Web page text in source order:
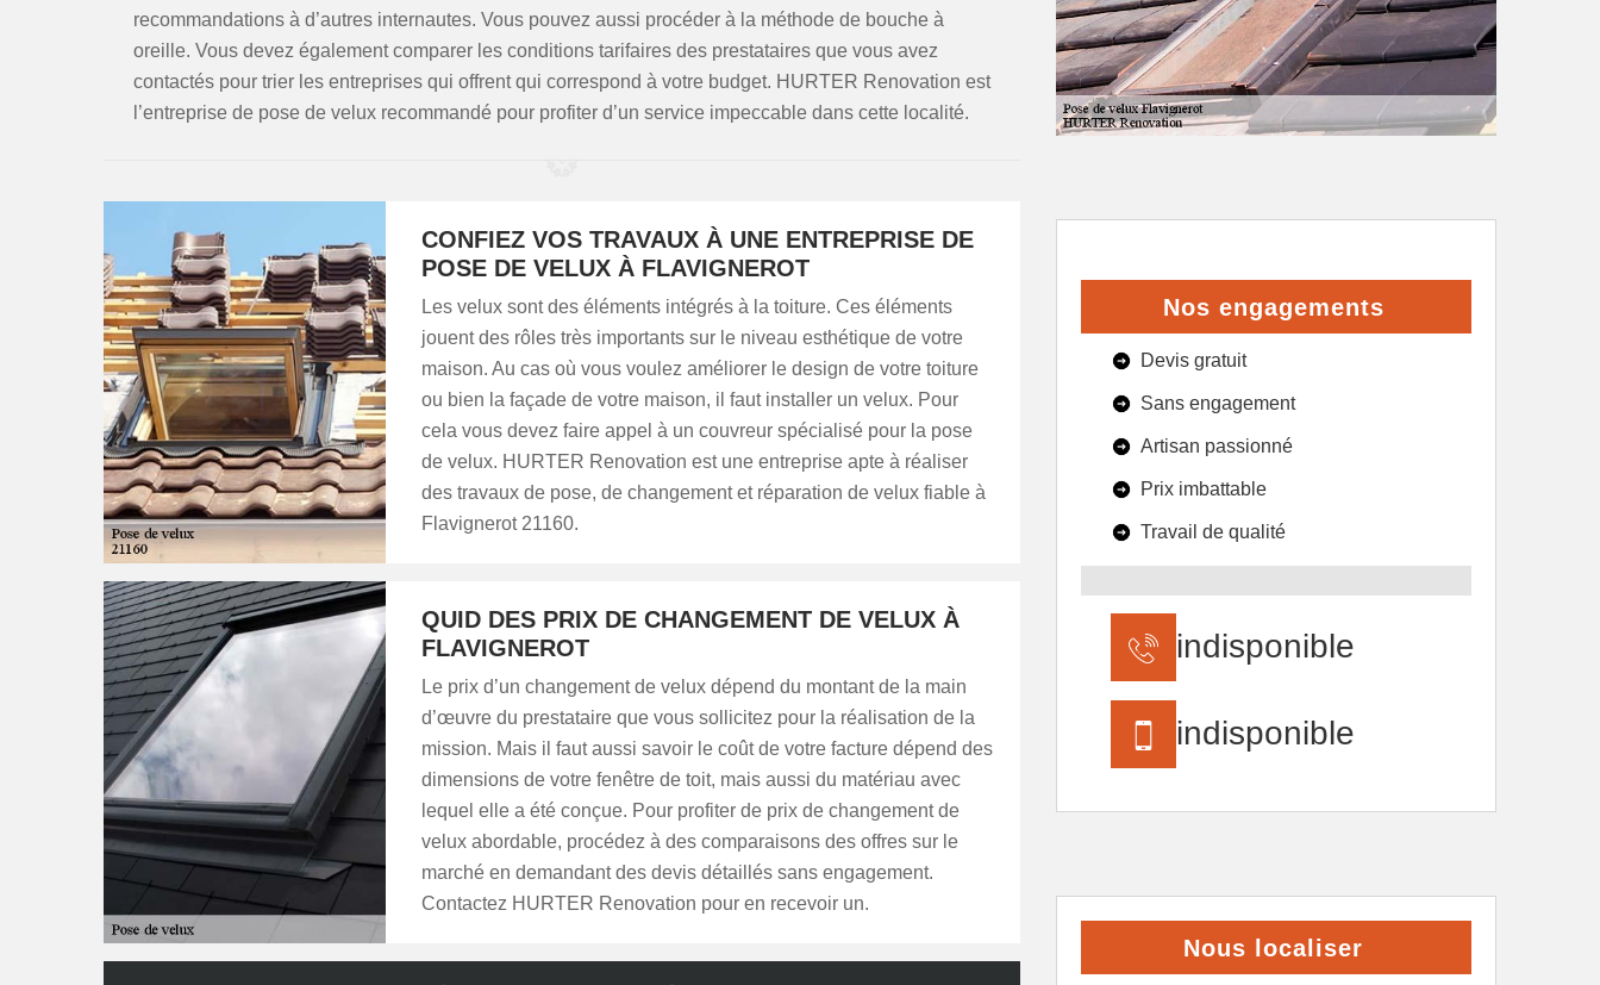
recommandations à d’autres internautes. Vous pouvez aussi procéder à la méthode de bouche à
oreille. Vous devez également comparer les conditions tarifaires des prestataires que vous avez
contactés pour trier les entreprises qui offrent qui correspond à votre budget. HURTER Renovation est
l’entreprise de pose de velux recommandé pour profiter d’un service impeccable dans cette localité.
CONFIEZ VOS TRAVAUX À UNE ENTREPRISE DE
POSE DE VELUX À FLAVIGNEROT
Les velux sont des éléments intégrés à la toiture. Ces éléments
jouent des rôles très importants sur le niveau esthétique de votre
maison. Au cas où vous voulez améliorer le design de votre toiture
ou bien la façade de votre maison, il faut installer un velux. Pour
cela vous devez faire appel à un couvreur spécialisé pour la pose
de velux. HURTER Renovation est une entreprise apte à réaliser
des travaux de pose, de changement et réparation de velux fiable à
Flavignerot 21160.
QUID DES PRIX DE CHANGEMENT DE VELUX À
FLAVIGNEROT
Le prix d’un changement de velux dépend du montant de la main
d’œuvre du prestataire que vous sollicitez pour la réalisation de la
mission. Mais il faut aussi savoir le coût de votre facture dépend des
dimensions de votre fenêtre de toit, mais aussi du matériau avec
lequel elle a été conçue. Pour profiter de prix de changement de
velux abordable, procédez à des comparaisons des offres sur le
marché en demandant des devis détaillés sans engagement.
Contactez HURTER Renovation pour en recevoir un.
Nos engagements
Devis gratuit
Sans engagement
Artisan passionné
Prix imbattable
Travail de qualité
indisponible
indisponible
Nous localiser